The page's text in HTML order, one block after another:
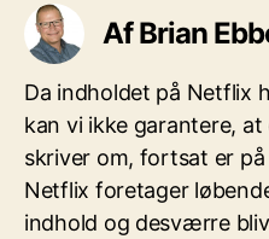
Af Brian
Da indholdet på Netflix
kan vi ikke garantere,
skriver om, fortsat er
Netflix foretager
indhold og desværre